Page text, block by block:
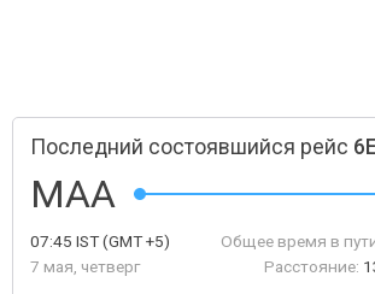
Последний состоявшийся рейс
MAA
07:45 IST(GMT +5)
7 мая, четверг
Общее время в
Расстояние: